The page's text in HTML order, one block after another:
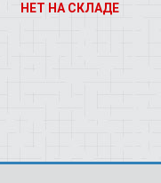
НЕТ НА СКЛАДЕ